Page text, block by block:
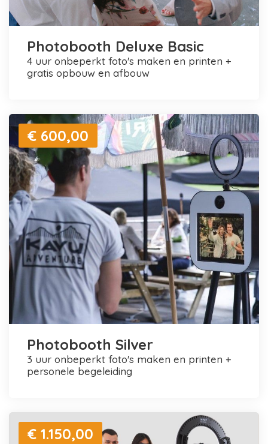
Photobooth Deluxe Basic
4 uur onbeperkt foto's maken en printen +
gratis opbouw en afbouw
€ 600,00
Photobooth Silver
3 uur onbeperkt foto's maken en printen +
personele begeleiding
€ 1.150,00